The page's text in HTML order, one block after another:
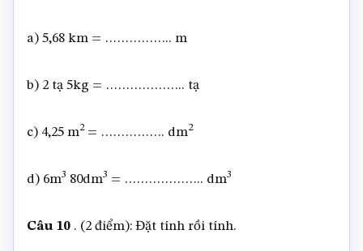
a) 5,68 km = …………….. m
b) 2 tạ 5kg = ……………….. tạ
c) 4,25 m2= ……………. dm2
d) 6m3 80dm3 = ……………….. dm3
Câu 10 . (2 điểm): Đặt tính rồi tính.